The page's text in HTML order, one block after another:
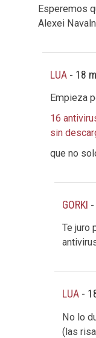
Esperemos
Alexei
LUA - 18
Empieza
16
sin
que no
GORKI -
Te juro
LUA -
No lo
(las